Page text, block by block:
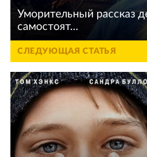
Уморительный рассказ
самостоят...
СЛЕДУЮЩАЯ СТАТЬЯ